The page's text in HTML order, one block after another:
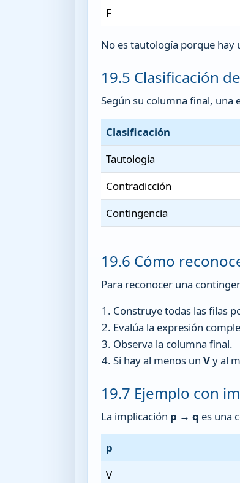
F
No es tautología porque hay
19.5 Clasificación
Según su columna final, una
Clasificación
Tautología
Contradicción
Contingencia
19.6 Cómo
Para reconocer una
Construye todas las filas
Evalúa la expresión
Observa la columna final.
Si hay al menos unVy al
19.7 Ejemplo con
La implicación p → q es una
p
V